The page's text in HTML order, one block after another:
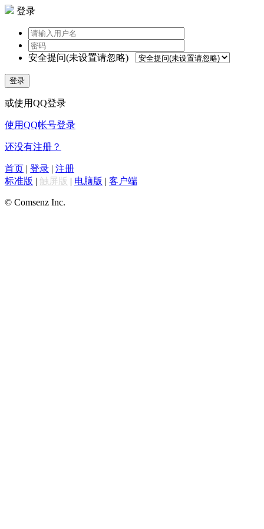
登录
安全提问(未设置请忽略)
登录
或使用QQ登录
使用QQ帐号登录
还没有注册？
首页 | 登录 | 注册
标准版 | 触屏版 | 电脑版 | 客户端
© Comsenz Inc.